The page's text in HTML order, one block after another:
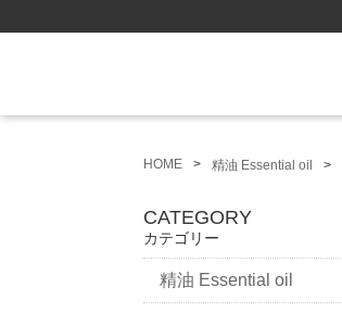
HOME 精油 Essential oil
CATEGORY
カテゴリー
精油 Essential oil